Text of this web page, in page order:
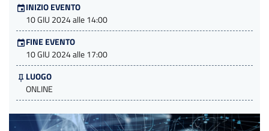
INIZIO EVENTO
10 GIU 2024 alle 14:00
FINE EVENTO
10 GIU 2024 alle 17:00
LUOGO
ONLINE